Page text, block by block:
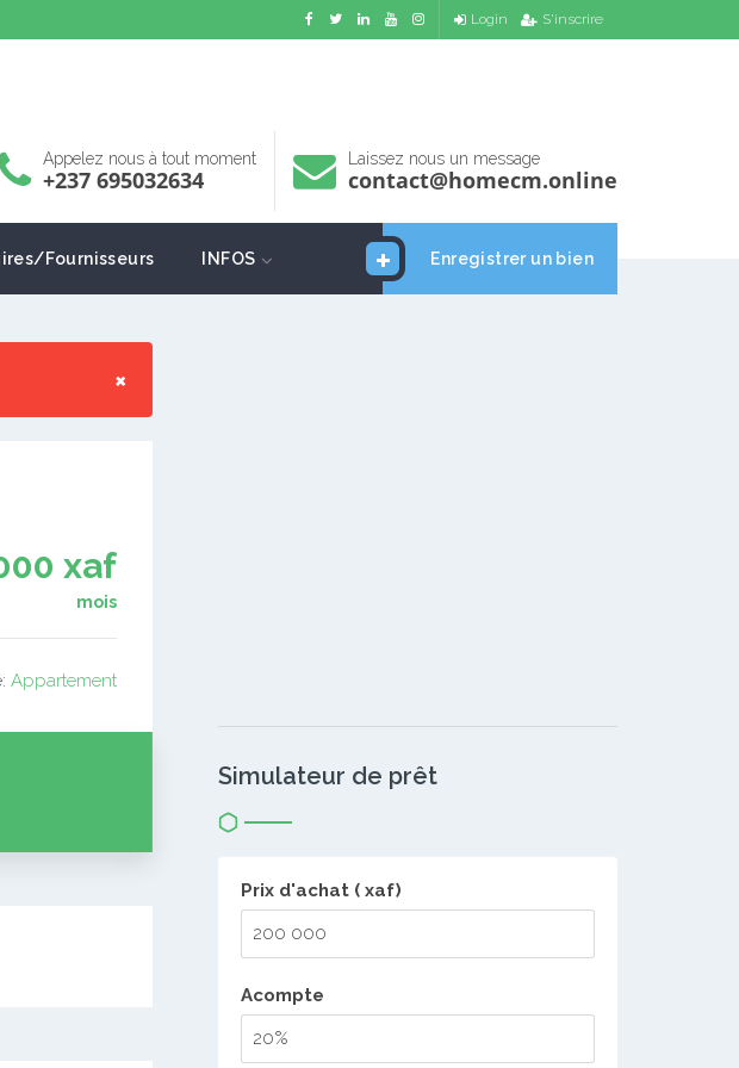
Login S'inscrire
Appelez nous à tout moment
+237 695032634
Laissez nous un message
contact@homecm.online
Enregistrer un bien
Fournisseurs INFOS
×
xaf
mois
Appartement
Simulateur de prêt
Prix d'achat ( xaf)
Acompte